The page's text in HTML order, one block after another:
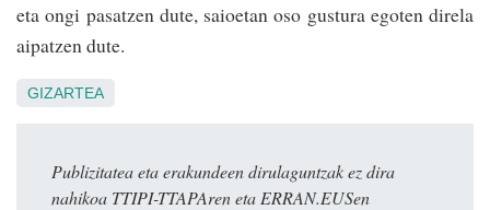
eta ongi pasatzen dute, saioetan oso gustura egoten direla
aipatzen dute.
GIZARTEA
Publizitatea eta erakundeen dirulaguntzak ez dira
nahikoa TTIPI-TTAPAren eta ERRAN.EUSen